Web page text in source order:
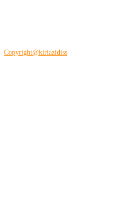
Copyright@kiriazidiss